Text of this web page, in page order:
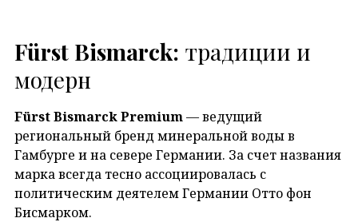
Fürst Bismarck: традиции и
модерн
Fürst Bismarck Premium — ведущий
региональный бренд минеральной воды в
Гамбурге и на севере Германии. За счет названия
марка всегда тесно ассоциировалась с
политическим деятелем Германии Отто фон
Бисмарком.